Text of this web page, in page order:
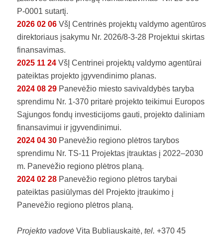
P-0001 sutartį.
2026 02 06VšĮ Centrinės projektų valdymo agentūros
direktoriaus įsakymu Nr. 2026/8-3-28 Projektui skirtas
finansavimas.
2025 11 24VšĮ Centrinei projektų valdymo agentūrai
pateiktas projekto įgyvendinimo planas.
2024 08 29Panevėžio miesto savivaldybės taryba
sprendimu Nr. 1-370 pritarė projekto teikimui Europos
Sąjungos fondų investicijoms gauti, projekto daliniam
finansavimui ir įgyvendinimui.
2024 04 30Panevėžio regiono plėtros tarybos
sprendimu Nr. TS-11 Projektas įtrauktas į 2022–2030
m. Panevėžio regiono plėtros planą.
2024 02 28Panevėžio regiono plėtros tarybai
pateiktas pasiūlymas dėl Projekto įtraukimo į
Panevėžio regiono plėtros planą.
Projekto vadovė Vita Bubliauskaitė, tel. +370 45